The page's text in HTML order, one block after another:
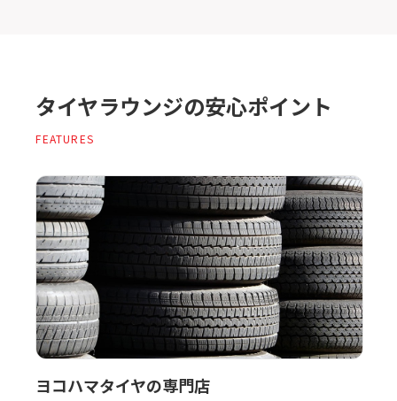
タイヤラウンジの安心ポイント
FEATURES
ヨコハマタイヤの専門店